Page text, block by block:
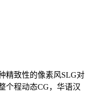
精致性的像素风SLG对
个程动态CG，华语汉